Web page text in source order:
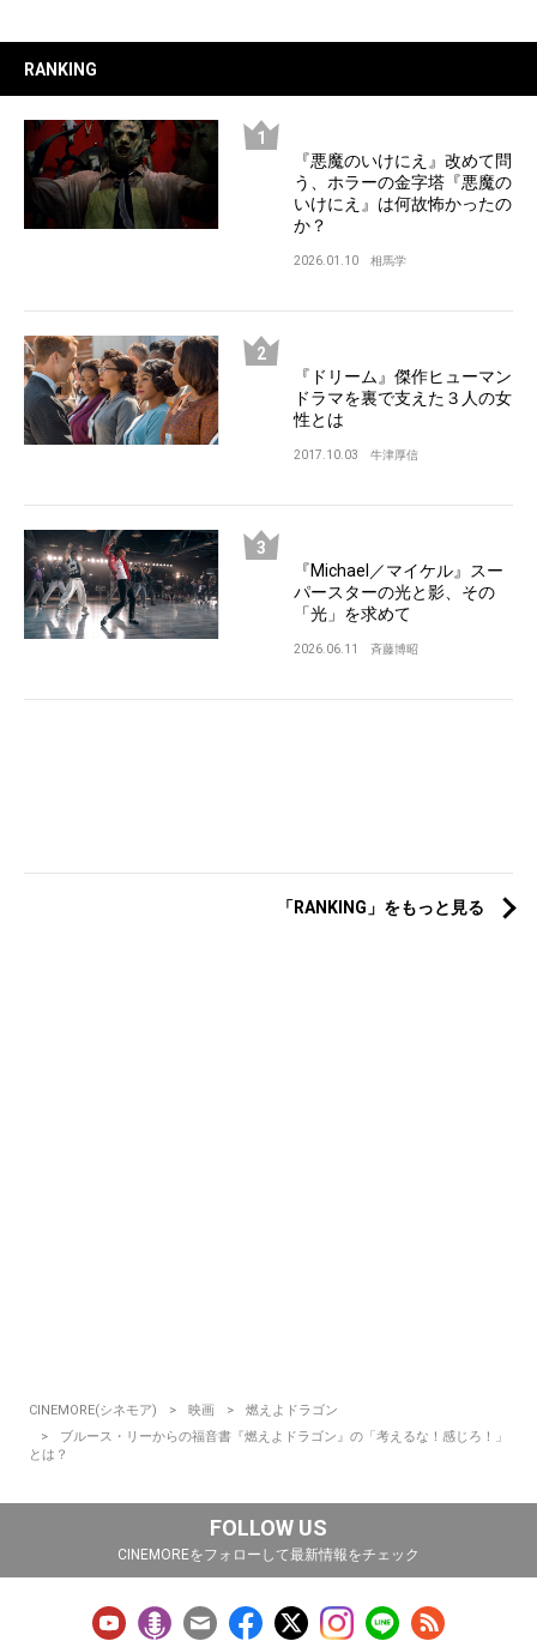
RANKING
『悪魔のいけにえ』改めて問
う、ホラーの金字塔『悪魔の
いけにえ』は何故怖かったの
か？
2026.01.10 相馬学
『ドリーム』傑作ヒューマン
ドラマを裏で支えた３人の女
性とは
2017.10.03 牛津厚信
『Michael／マイケル』スー
パースターの光と影、その
「光」を求めて
2026.06.11 斉藤博昭
「RANKING」をもっと見る
CINEMORE(シネモア) 映画
燃えよドラゴン
ブルース・リーからの福音書『燃えよドラゴン』の「考えるな！感じろ！」
とは？
FOLLOW US
CINEMOREをフォローして最新情報をチェック